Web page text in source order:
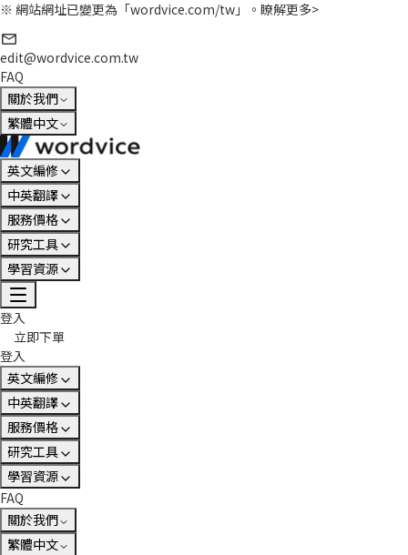
※ 網站網址已變更為「wordvice.com/tw」。 瞭解更多>
edit@wordvice.com.tw
FAQ
關於我們
繁體中文
英文編修
中英翻譯
服務價格
研究工具
學習資源
登入
立即下單
登入
英文編修
中英翻譯
服務價格
研究工具
學習資源
FAQ
關於我們
繁體中文